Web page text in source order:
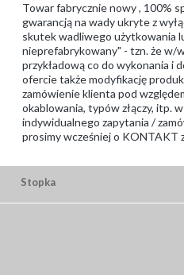
Towar fabrycznie nowy , 100%
gwarancją na wady ukryte z
skutek wadliwego użytkowania
nieprefabrykowany" - tzn. że
przykładową co do wykonania i
ofercie także modyfikację
zamówienie klienta pod
okablowania, typów złączy, itp.
indywidualnego zapytania /
prosimy wcześniej o KONTAKT
Stopka